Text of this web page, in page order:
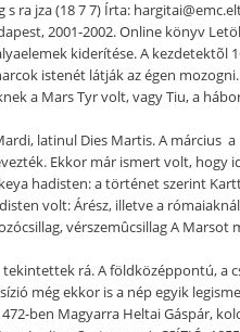
ra jza (18 7 7) Írta:
2001-2002. Online könyv
kiderítése. A
istenét látják az égen
a Mars Tyr volt, vagy Tiu, a
latinul Dies Martis. A március
Ekkor már ismert volt, hogy
hadisten: a történet szerint
volt: Árész, illetve a
vérszemûcsillag A Marsot
rá. A földközéppontú, a
még ekkor is a nép egyik
ben Magyarra Heltai Gáspár,